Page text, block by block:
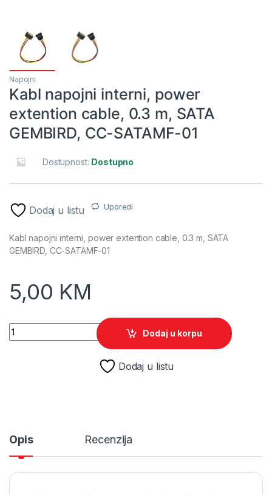
Napojni
Kabl napojni interni, power
extention cable, 0.3 m, SATA
GEMBIRD, CC-SATAMF-01
Dostupnost: Dostupno
Dodaj u listu Uporedi
Kabl napojni interni, power extention cable, 0.3 m, SATA
GEMBIRD, CC-SATAMF-01
5,00 KM
Kabl napojni interni, power extention cable, 0.3 m, SATA
Dodaj u korpu
Dodaj u listu
Opis Recenzija